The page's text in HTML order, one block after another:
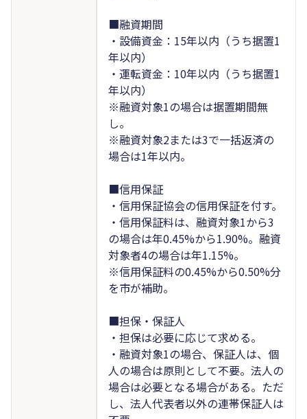
■融資期間
・設備資金：15年以内（うち据置1
年以内）
・運転資金：10年以内（うち据置1
年以内）
※融資対象1の場合は据置期間無
し。
※融資対象2または3で一括返済の
場合は1年以内。
■信用保証
・信用保証協会の信用保証を付す。
・信用保証料は、融資対象1から3
の場合は年0.45%から1.90%。融資
対象者4の場合は年1.15%。
※信用保証料の0.45%から0.50%分
を市が補助。
■担保・保証人
・担保は必要に応じて求める。
・融資対象1の場合、保証人は、個
人の場合は原則として不要。法人の
場合は必要となる場合がある。ただ
し、法人代表者以外の連帯保証人は